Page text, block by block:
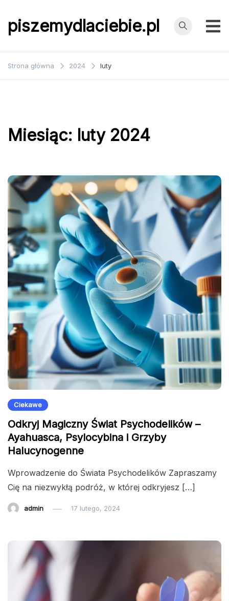
do
treścipiszemydlaciebie.pl
Strona główna 2024 luty
Miesiąc: luty 2024
Ciekawe
Odkryj Magiczny Świat Psychodelików –
Ayahuasca, Psylocybina i Grzyby
Halucynogenne
Wprowadzenie do Świata Psychodelików Zapraszamy
Cię na niezwykłą podróż, w której odkryjesz […]
admin 17 lutego, 2024